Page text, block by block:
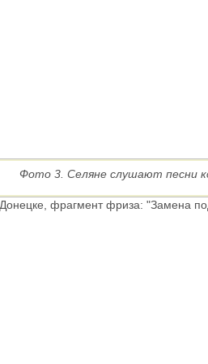
Фото 3. Селяне слушают песни